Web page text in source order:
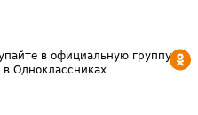
в официальную группу
в Одноклассниках